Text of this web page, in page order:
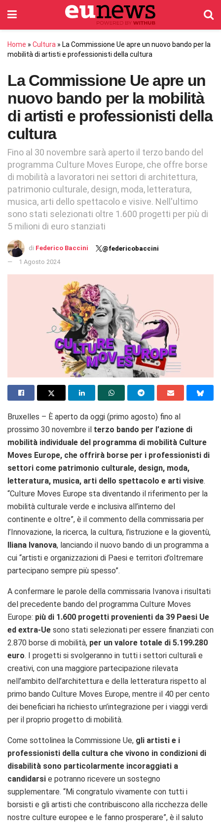
Home » Cultura » La Commissione Ue apre un nuovo bando per la
mobilità di artisti e professionisti della cultura
La Commissione Ue apre un
nuovo bando per la mobilità
di artisti e professionisti della
cultura
Fino al 30 novembre sarà aperto il terzo bando del
programma Culture Moves Europe, che offre borse
di mobilità a lavoratori nei settori di architettura,
patrimonio culturale, design, moda, letteratura,
musica, arti dello spettacolo e visive. Nell'ultimo
sono stati selezionati oltre 1.600 progetti per più di
5 milioni di euro stanziati
di Federico Baccini
@federicobaccini
1 Agosto 2024
Bruxelles – È aperto da oggi (primo agosto) fino al
prossimo 30 novembre il terzo bando per l’azione di
mobilità individuale del programma di mobilità Culture
Moves Europe, che offrirà borse per i professionisti di
settori come patrimonio culturale, design, moda,
letteratura, musica, arti dello spettacolo e arti visive.
“Culture Moves Europe sta diventando il riferimento per la
mobilità culturale verde e inclusiva all’interno del
continente e oltre”, è il commento della commissaria per
l’Innovazione, la ricerca, la cultura, l’istruzione e la gioventù,
Iliana Ivanova, lanciando il nuovo bando di un programma a
cui “artisti e organizzazioni di Paesi e territori d’oltremare
partecipano sempre più spesso”.
A confermare le parole della commissaria Ivanova i risultati
del precedente bando del programma Culture Moves
Europe: più di 1.600 progetti provenienti da 39 Paesi Ue
ed extra-Ue sono stati selezionati per essere finanziati con
2.870 borse di mobilità, per un valore totale di 5.199.280
euro. I progetti si svolgeranno in tutti i settori culturali e
creativi, con una maggiore partecipazione rilevata
nell’ambito dell’architettura e della letteratura rispetto al
primo bando Culture Moves Europe, mentre il 40 per cento
dei beneficiari ha richiesto un’integrazione per i viaggi verdi
per il proprio progetto di mobilità.
Come sottolinea la Commissione Ue, gli artisti e i
professionisti della cultura che vivono in condizioni di
disabilità sono particolarmente incoraggiati a
candidarsi e potranno ricevere un sostegno
supplementare. “Mi congratulo vivamente con tutti i
borsisti e gli artisti che contribuiscono alla ricchezza delle
nostre culture europee e le fanno prosperare”, è il saluto